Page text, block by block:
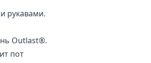
рукавами.
Outlast®.
пот